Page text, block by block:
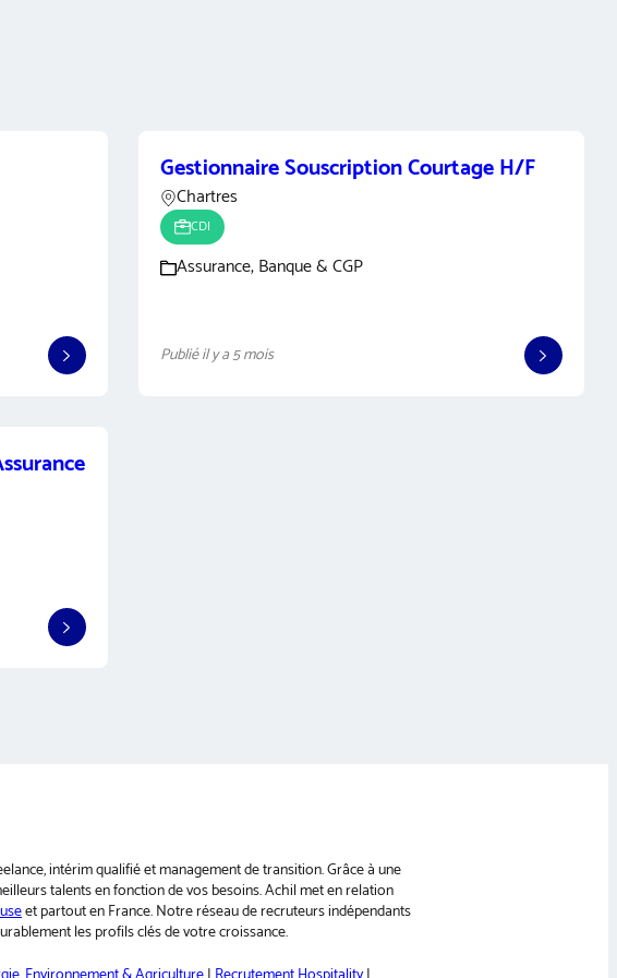
Gestionnaire Souscription Courtage H/F
Chartres
CDI
Assurance, Banque & CGP
Publié il y a 5 mois
intérim qualifié et management de transition. Grâce à une
talents en fonction de vos besoins. Achil met en relation
et partout en France. Notre réseau de recruteurs indépendants
les profils clés de votre croissance.